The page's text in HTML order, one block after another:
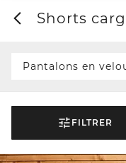
Shorts
Pantalons en
FILTRER